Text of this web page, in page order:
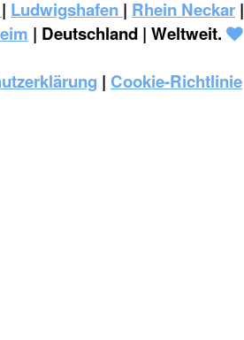
| ‎Ludwigshafen | Rhein Neckar |
| Deutschland | Weltweit.
| Cookie-Richtlinie